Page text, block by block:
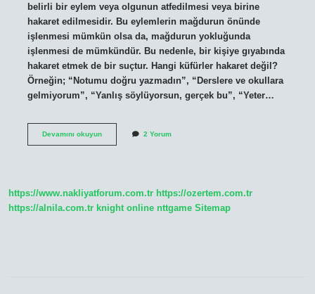
belirli bir eylem veya olgunun atfedilmesi veya birine
hakaret edilmesidir. Bu eylemlerin mağdurun önünde
işlenmesi mümkün olsa da, mağdurun yokluğunda
işlenmesi de mümkündür. Bu nedenle, bir kişiye gıyabında
hakaret etmek de bir suçtur. Hangi küfürler hakaret değil?
Örneğin; “Notumu doğru yazmadın”, “Derslere ve okullara
gelmiyorum”, “Yanlış söylüyorsun, gerçek bu”, “Yeter…
Devamını okuyunHakaret
2 Yorum
https://www.nakliyatforum.com.tr https://ozertem.com.tr
https://alnila.com.tr knight online nttgame Sitemap